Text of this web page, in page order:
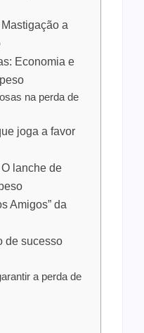
a
Economia e
na perda de
joga a favor
lanche de
Amigos” da
de sucesso
a perda de